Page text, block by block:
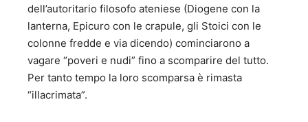
delle forze armate, Commissione per la rilocalizzazione
dei Ministeri in Roma Capitale ed altre). b) Presidente o
Membro di commissioni di esame (Avvocatura dello Stato,
INPS ed altre). c) Autore di saggi ed articoli su riviste
giuridiche (Rassegna dell’Avvocatura dello Stato e
numerose altre) e su riviste di studi politici e di cultura
(“Specchio Economico”, “Politica e Mezzogiorno”
dell’autoritario filosofo ateniese (Diogene con la
lanterna, Epicuro con le crapule, gli Stoici con le
colonne fredde e via dicendo) cominciarono a
vagare “poveri e nudi” fino a scomparire del tutto.
Per tanto tempo la loro scomparsa è rimasta
“illacrimata”.